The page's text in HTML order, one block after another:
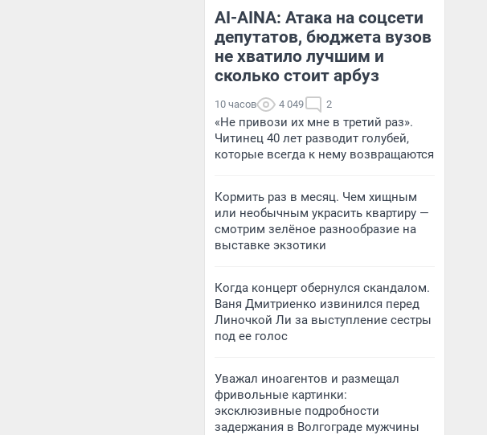
AI-AINA: Атака на соцсети
депутатов, бюджета вузов
не хватило лучшим и
сколько стоит арбуз
10 часов 4 049 2
«Не привози их мне в третий раз».
Читинец 40 лет разводит голубей,
которые всегда к нему возвращаются
Кормить раз в месяц. Чем хищным
или необычным украсить квартиру —
смотрим зелёное разнообразие на
выставке экзотики
Когда концерт обернулся скандалом.
Ваня Дмитриенко извинился перед
Линочкой Ли за выступление сестры
под ее голос
Уважал иноагентов и размещал
фривольные картинки:
эксклюзивные подробности
задержания в Волгограде мужчины